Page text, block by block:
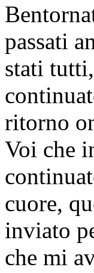
passati
stati
ritorno
Voi che
cuore,
inviato
che mi